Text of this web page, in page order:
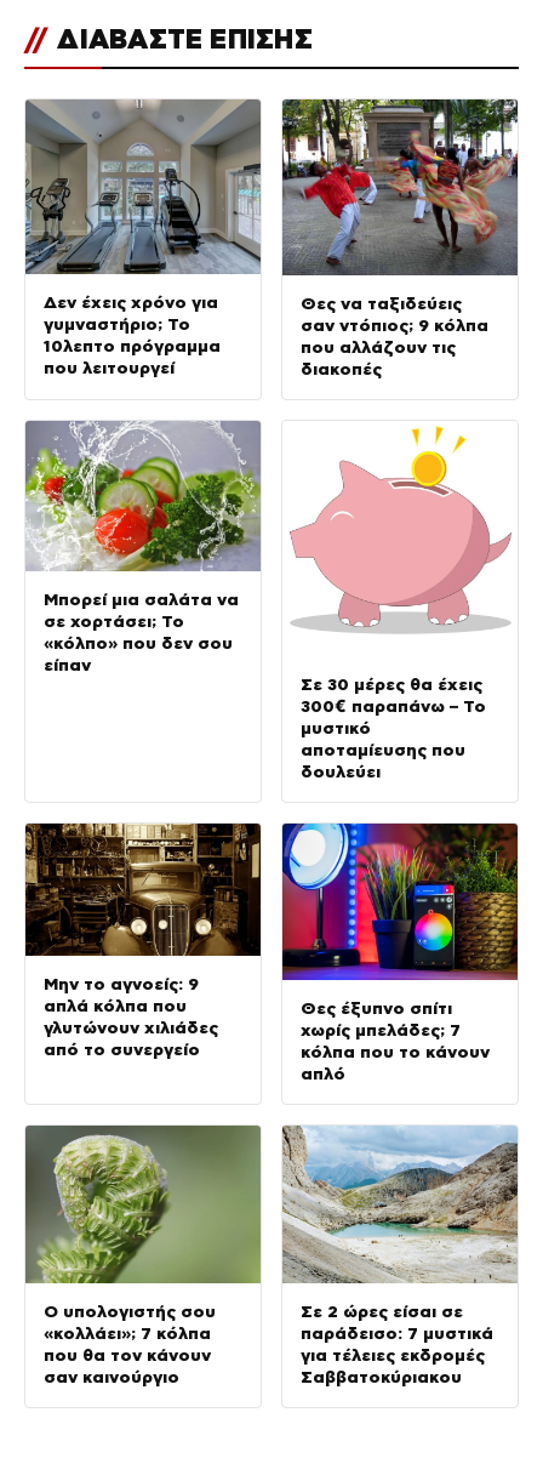
// ΔΙΑΒΑΣΤΕ ΕΠΙΣΗΣ
Δεν έχεις χρόνο για
γυμναστήριο; Το
10λεπτο πρόγραμμα
που λειτουργεί
Θες να ταξιδεύεις
σαν ντόπιος; 9 κόλπα
που αλλάζουν τις
διακοπές
Μπορεί μια σαλάτα να
σε χορτάσει; Το
«κόλπο» που δεν σου
είπαν
Σε 30 μέρες θα έχεις
300€ παραπάνω – Το
μυστικό
αποταμίευσης που
δουλεύει
Μην το αγνοείς: 9
απλά κόλπα που
γλυτώνουν χιλιάδες
από το συνεργείο
Θες έξυπνο σπίτι
χωρίς μπελάδες; 7
κόλπα που το κάνουν
απλό
Ο υπολογιστής σου
«κολλάει»; 7 κόλπα
που θα τον κάνουν
σαν καινούργιο
Σε 2 ώρες είσαι σε
παράδεισο: 7 μυστικά
για τέλειες εκδρομές
Σαββατοκύριακου